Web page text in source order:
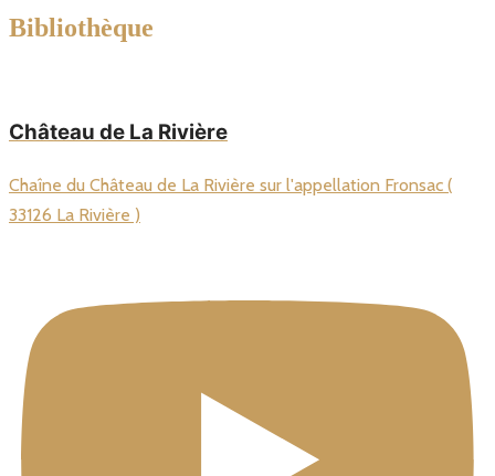
Bibliothèque
Château de La Rivière
Chaîne du Château de La Rivière sur l'appellation Fronsac (
33126 La Rivière )